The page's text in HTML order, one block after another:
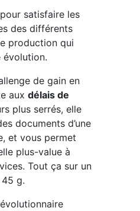
satisfaire les
des différents
production qui
évolution.
de gain en
auxdélais de
plus serrés, elle
documents d’une
et vous permet
plus-value à
Tout ça sur un
g.